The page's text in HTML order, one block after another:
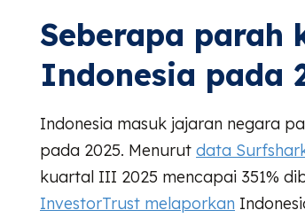
Seberapa parah
Indonesia pada
Indonesia masuk jajaran negara
pada 2025. Menurut data
kuartal III 2025 mencapai 351%
InvestorTrust melaporkan